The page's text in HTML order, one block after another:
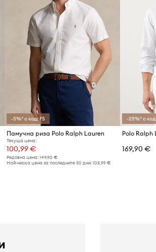
-5%* с код: FS
Памучна риза Polo Ralph Lauren
Текуща цена:
100,99 €
Редовна цена: 149,90 €
Най-ниска цена за последните 30 дни: 105,99 €
-25%* с
169,90 €